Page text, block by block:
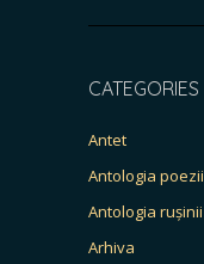
CATEGORIES
Antet
Antologia
Antologia rușinii
Arhiva